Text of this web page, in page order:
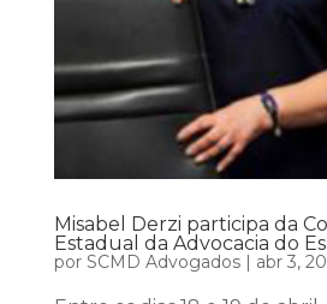
Misabel Derzi participa da
Estadual da Advocacia do
por SCMD Advogados| abr 3,